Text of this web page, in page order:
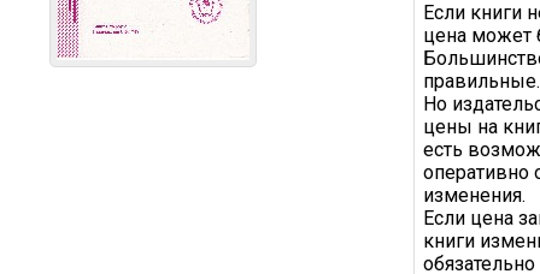
Если книги
цена может
правильные.
Но
цены на
есть
оперативно
изменения.
Если цена
книги